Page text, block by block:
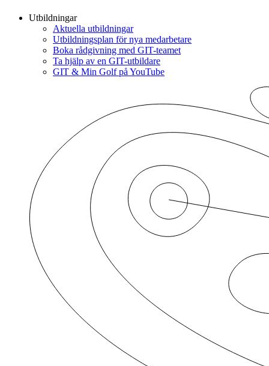
Utbildningar
Aktuella utbildningar
Utbildningsplan för nya medarbetare
Boka rådgivning med GIT-teamet
Ta hjälp av en GIT-utbildare
GIT & Min Golf på YouTube